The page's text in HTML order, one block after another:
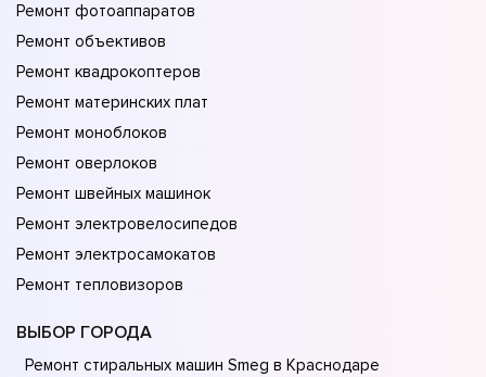
Ремонт фотоаппаратов
Ремонт объективов
Ремонт квадрокоптеров
Ремонт материнских плат
Ремонт моноблоков
Ремонт оверлоков
Ремонт швейных машинок
Ремонт электровелосипедов
Ремонт электросамокатов
Ремонт тепловизоров
ВЫБОР ГОРОДА
Ремонт стиральных машин Smeg в Краснодаре